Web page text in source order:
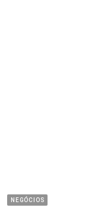
NEGÓCIOS